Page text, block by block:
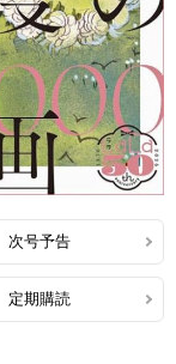
次号予告
定期購読